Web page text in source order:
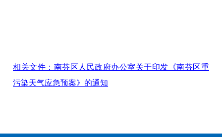
相关文件：南芬区人民政府办公室关于印发《南芬区重
污染天气应急预案》的通知